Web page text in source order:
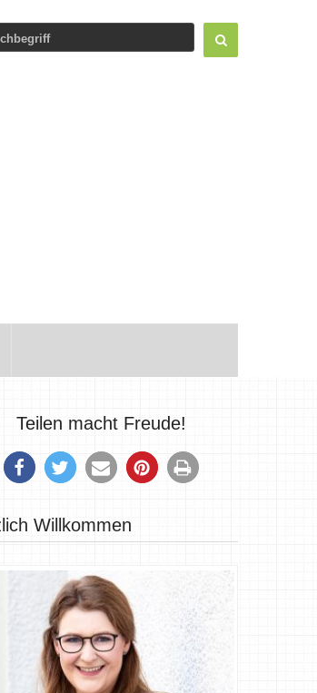
Teilen macht Freude!
Willkommen